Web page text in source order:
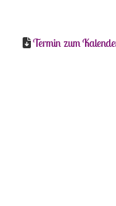
Termin zum